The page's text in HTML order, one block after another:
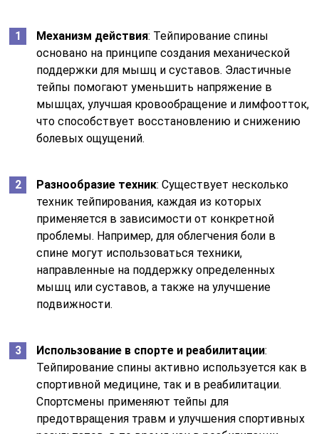
Механизм действия: Тейпирование спины
основано на принципе создания механической
поддержки для мышц и суставов. Эластичные
тейпы помогают уменьшить напряжение в
мышцах, улучшая кровообращение и лимфоотток,
что способствует восстановлению и снижению
болевых ощущений.
Разнообразие техник: Существует несколько
техник тейпирования, каждая из которых
применяется в зависимости от конкретной
проблемы. Например, для облегчения боли в
спине могут использоваться техники,
направленные на поддержку определенных
мышц или суставов, а также на улучшение
подвижности.
Использование в спорте и реабилитации:
Тейпирование спины активно используется как в
спортивной медицине, так и в реабилитации.
Спортсмены применяют тейпы для
предотвращения травм и улучшения спортивных